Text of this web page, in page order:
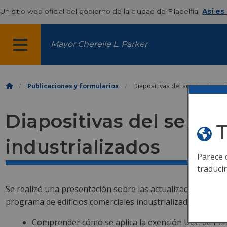
Un sitio web oficial del gobierno de la ciudad de Filadelfia Así es
MENÚ
Mayor Cherelle L. Parker
Publicaciones y formularios Diapositivas del seminario
Diapositivas del
industrializados
Se realizó una presentación sobre las actualizaciones
programa de edificios comerciales industrializados
Comprender cómo se aplica la exención UCC de
Parece